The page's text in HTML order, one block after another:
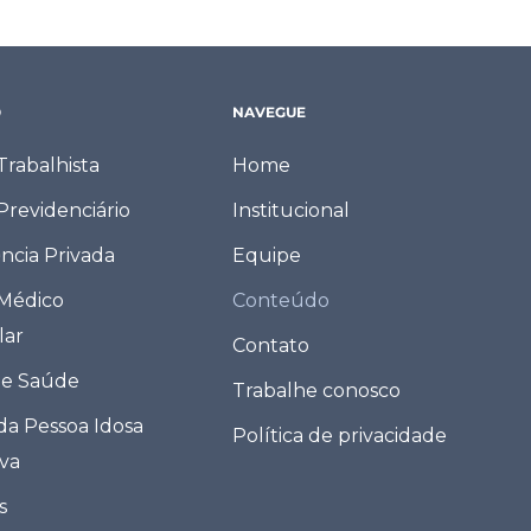
Privada
Saúde
Pessoa Idosa
NAVEGUE
Home
Institucional
Equipe
Conteúdo
Contato
Trabalhe conosco
Política de privacidade